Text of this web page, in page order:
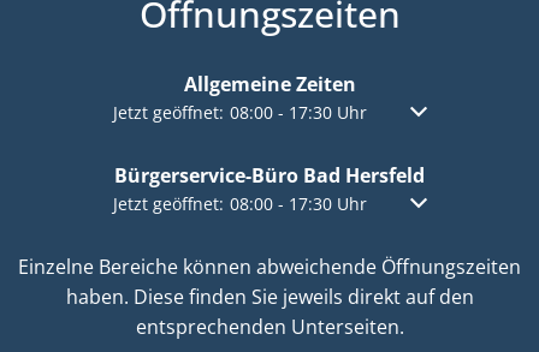
Öffnungszeiten
Allgemeine Zeiten
Klicken, um weitere Öffnungs- oder Schließzeiten
Jetzt geöffnet: 08:00- 17:30Uhr Von 08:00 bis
Bürgerservice-Büro Bad Hersfeld
Klicken, um weitere Öffnungs- oder Schließzeiten
Jetzt geöffnet: 08:00- 17:30Uhr Von 08:00 bis
Einzelne Bereiche können abweichende Öffnungszeiten
haben. Diese finden Sie jeweils direkt auf den
entsprechenden Unterseiten.